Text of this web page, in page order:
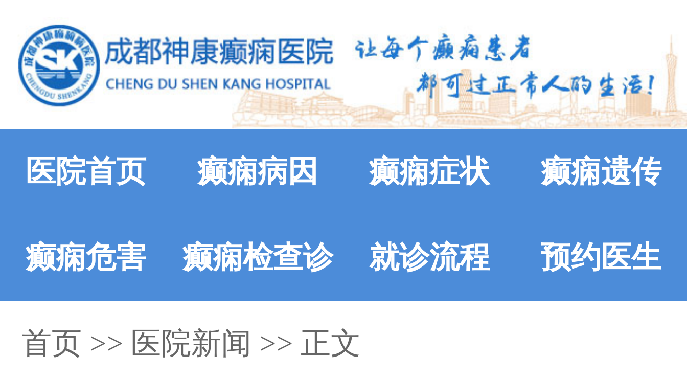
医院首页 癫痫病因 癫痫症状 癫痫遗传
癫痫危害 癫痫检查诊
断
就诊流程 预约医生
首页 >> 医院新闻 >> 正文